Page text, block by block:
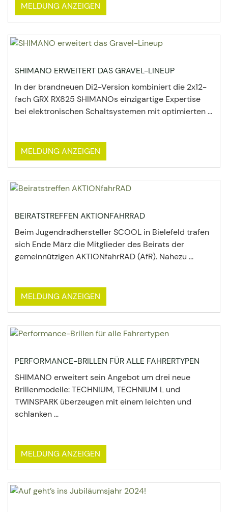
MELDUNG ANZEIGEN
SHIMANO ERWEITERT DAS GRAVEL-LINEUP
In der brandneuen Di2-Version kombiniert die 2x12-
fach GRX RX825 SHIMANOs einzigartige Expertise
bei elektronischen Schaltsystemen mit optimierten ...
MELDUNG ANZEIGEN
BEIRATSTREFFEN AKTIONFAHRRAD
Beim Jugendradhersteller SCOOL in Bielefeld trafen
sich Ende März die Mitglieder des Beirats der
gemeinnützigen AKTIONfahrRAD (AfR). Nahezu ...
MELDUNG ANZEIGEN
PERFORMANCE-BRILLEN FÜR ALLE FAHRERTYPEN
SHIMANO erweitert sein Angebot um drei neue
Brillenmodelle: TECHNIUM, TECHNIUM L und
TWINSPARK überzeugen mit einem leichten und
schlanken ...
MELDUNG ANZEIGEN